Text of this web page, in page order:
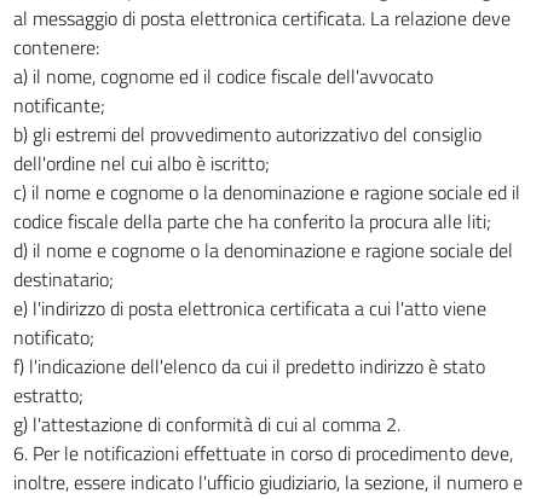
al messaggio di posta elettronica certificata. La relazione deve
contenere:
a) il nome, cognome ed il codice fiscale dell'avvocato
notificante;
b) gli estremi del provvedimento autorizzativo del consiglio
dell'ordine nel cui albo è iscritto;
c) il nome e cognome o la denominazione e ragione sociale ed il
codice fiscale della parte che ha conferito la procura alle liti;
d) il nome e cognome o la denominazione e ragione sociale del
destinatario;
e) l'indirizzo di posta elettronica certificata a cui l'atto viene
notificato;
f) l'indicazione dell'elenco da cui il predetto indirizzo è stato
estratto;
g) l'attestazione di conformità di cui al comma 2.
6. Per le notificazioni effettuate in corso di procedimento deve,
inoltre, essere indicato l'ufficio giudiziario, la sezione, il numero e